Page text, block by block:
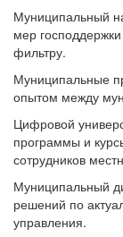
Муниципальный
мер
фильтру.
Муниципальные
опытом между
Цифровой
программы и
сотрудников
Муниципальный
решений по
управления.